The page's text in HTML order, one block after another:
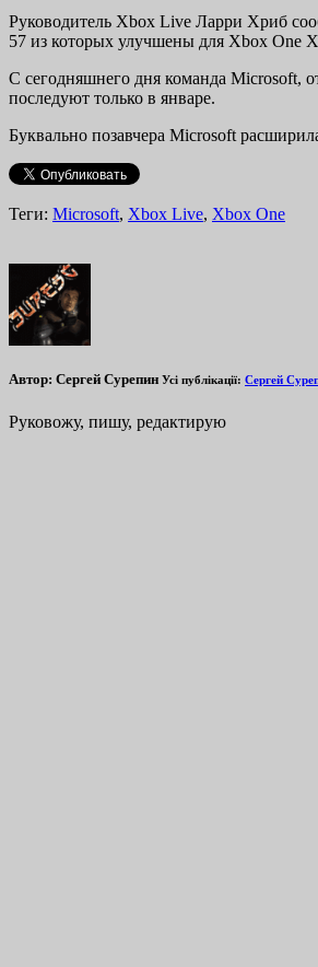
Руководитель Xbox Live Ларри Хриб
57 из которых улучшены для Xbox One
С сегодняшнего дня команда Microsoft,
последуют только в январе.
Буквально позавчера Microsoft
Теги: Microsoft, Xbox Live, Xbox One
Автор: Сергей Сурепин Усі публікації: Сергей
Руковожу, пишу, редактирую